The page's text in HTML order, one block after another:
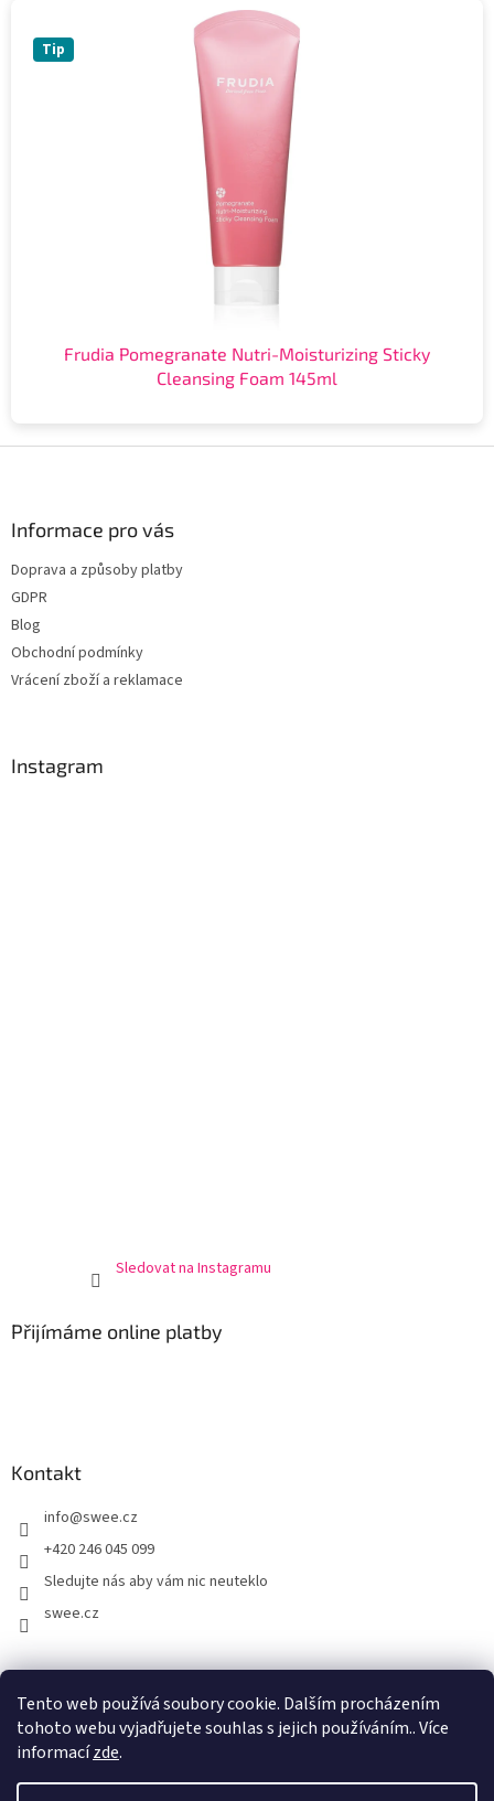
Tento web používá soubory cookie. Dalším procházením
tohoto webu vyjadřujete souhlas s jejich používáním.. Více
informacízde.
Tip
Frudia Pomegranate Nutri-Moisturizing Sticky
Cleansing Foam 145ml
Informace pro vás
Doprava a způsoby platby
GDPR
Blog
Obchodní podmínky
Vrácení zboží a reklamace
Instagram
Sledovat na Instagramu
Přijímáme online platby
Kontakt
info@swee.cz
+420 246 045 099
Sledujte nás aby vám nic neuteklo
swee.cz